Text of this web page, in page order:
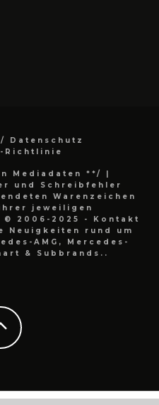
Datenschutz
Richtlinie
Mediadaten **/
|
und Schreibfehler
Warenzeichen
jeweiligen
2006-2025 - Kontakt
Neuigkeiten rund um
AMG, Mercedes-
& Subbrands..